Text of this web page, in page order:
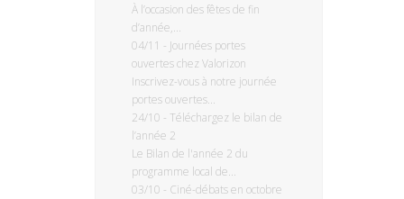
À l’occasion des fêtes de fin
d’année,...
04/11 - Journées portes
ouvertes chez Valorizon
Inscrivez-vous à notre journée
portes ouvertes...
24/10 - Téléchargez le bilan de
l’année 2
Le Bilan de l'année 2 du
programme local de...
03/10 - Ciné-débats en octobre